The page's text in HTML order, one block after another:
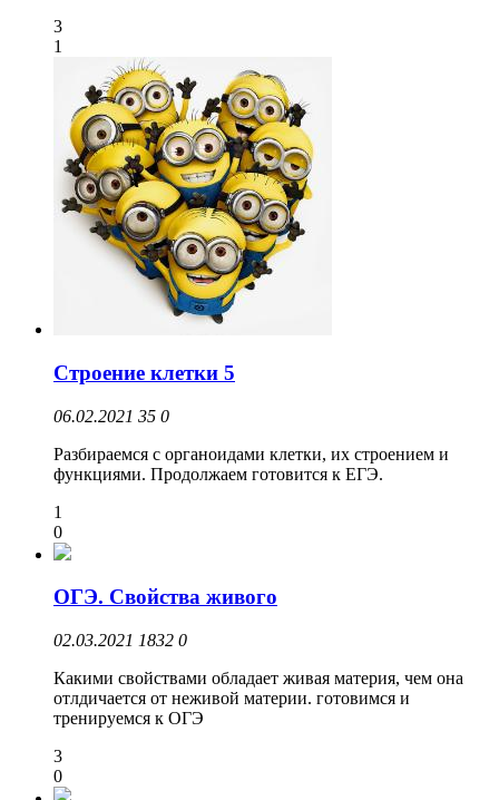
3
1
Строение клетки 5
06.02.2021 35 0
Разбираемся с органоидами клетки, их строением и
функциями. Продолжаем готовится к ЕГЭ.
1
0
ОГЭ. Свойства живого
02.03.2021 1832 0
Какими свойствами обладает живая материя, чем она
отлдичается от неживой материи. готовимся и
тренируемся к ОГЭ
3
0